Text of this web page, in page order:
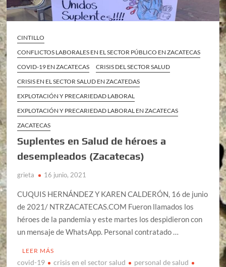
CINTILLO
CONFLICTOS LABORALES EN EL SECTOR PÚBLICO EN ZACATECAS
COVID-19 EN ZACATECAS
CRISIS DEL SECTOR SALUD
CRISIS EN EL SECTOR SALUD EN ZACATEDAS
EXPLOTACIÓN Y PRECARIEDAD LABORAL
EXPLOTACIÓN Y PRECARIEDAD LABORAL EN ZACATECAS
ZACATECAS
Suplentes en Salud de héroes a
desempleados (Zacatecas)
grieta 16 junio, 2021
CUQUIS HERNÁNDEZ Y KAREN CALDERÓN, 16 de junio
de 2021/ NTRZACATECAS.COM Fueron llamados los
héroes de la pandemia y este martes los despidieron con
un mensaje de WhatsApp. Personal contratado …
LEER MÁS
covid-19 crisis en el sector salud
personal de salud